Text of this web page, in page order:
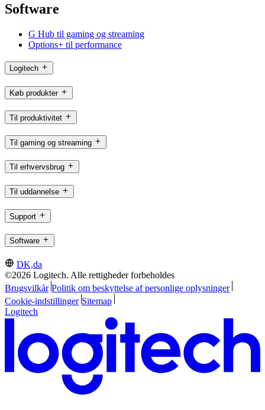
Software
G Hub til gaming og streaming
Options+ til performance
Logitech
Køb produkter
Til produktivitet
Til gaming og streaming
Til erhvervsbrug
Til uddannelse
Support
Software
DK,da
©2026 Logitech. Alle rettigheder forbeholdes
Brugsvilkår Politik om beskyttelse af personlige oplysninger
Cookie-indstillinger Sitemap
Logitech